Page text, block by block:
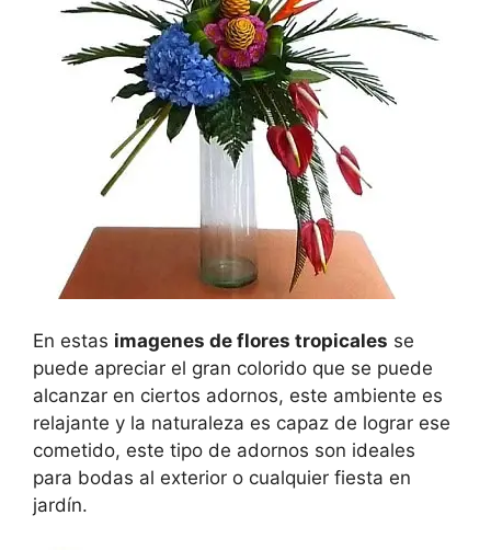
En estas imagenes de flores tropicales se
puede apreciar el gran colorido que se puede
alcanzar en ciertos adornos, este ambiente es
relajante y la naturaleza es capaz de lograr ese
cometido, este tipo de adornos son ideales
para bodas al exterior o cualquier fiesta en
jardín.